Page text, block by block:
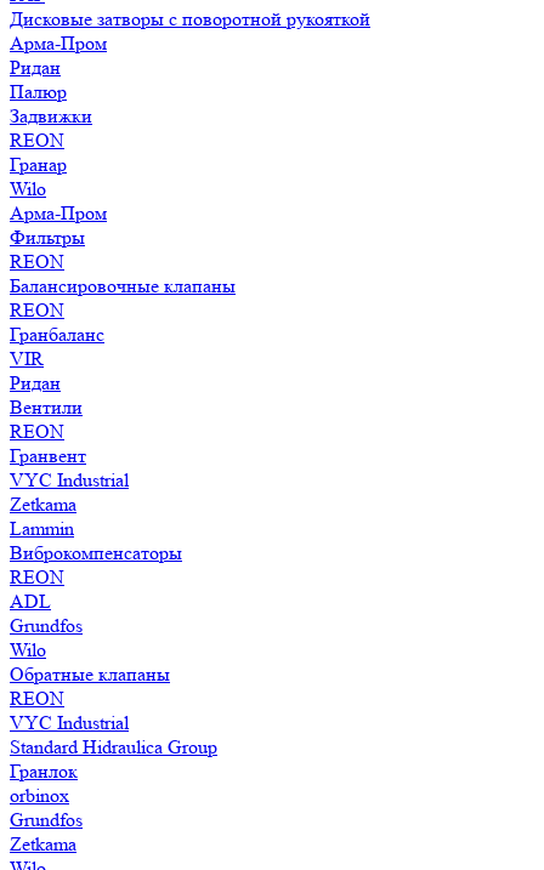
Дисковые затворы с поворотной рукояткой
Арма-Пром
Ридан
Палюр
Задвижки
REON
Гранар
Wilo
Арма-Пром
Фильтры
REON
Балансировочные клапаны
REON
Гранбаланс
VIR
Ридан
Вентили
REON
Гранвент
VYC Industrial
Zetkama
Lammin
Виброкомпенсаторы
REON
ADL
Grundfos
Wilo
Обратные клапаны
REON
VYC Industrial
Standard Hidraulica Group
Гранлок
orbinox
Grundfos
Zetkama